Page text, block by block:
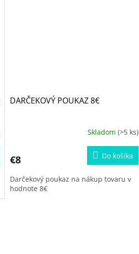
DARČEKOVÝ POUKAZ 8€
Skladom (>5 ks)
€8 Do košíka
Darčekový poukaz na nákup tovaru v
hodnote 8€